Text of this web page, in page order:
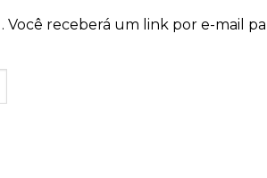
receberá um link por e-mail